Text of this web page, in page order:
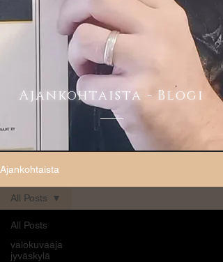
Ajankohtaista - Blogi
Ajankohtaista
All Posts
valokuvaaja
jyväskylä
All Posts